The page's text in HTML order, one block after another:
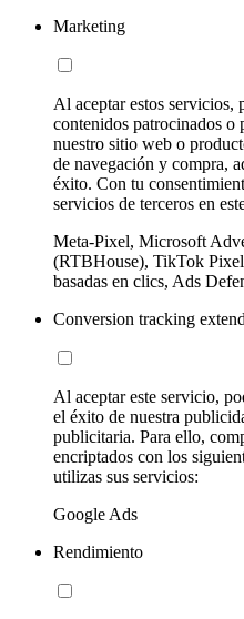
Marketing
Al aceptar estos servicios,
contenidos patrocinados o
nuestro sitio web o
de navegación y compra,
éxito. Con tu
servicios de terceros en
Meta-Pixel, Microsoft
(RTBHouse), TikTok
basadas en clics, Ads
Conversion tracking
Al aceptar este servicio,
el éxito de nuestra
publicitaria. Para ello,
encriptados con los
utilizas sus servicios:
Google Ads
Rendimiento